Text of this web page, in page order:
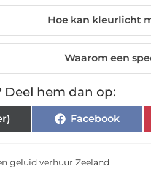
Hoe kan kleurlicht
Waarom een
Deel hem dan op:
Facebook
geluid verhuur Zeeland